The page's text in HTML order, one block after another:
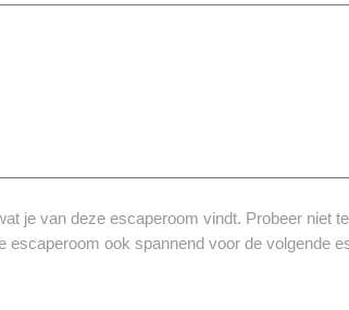
je van deze escaperoom vindt. Probeer niet
ook spannend voor de volgende